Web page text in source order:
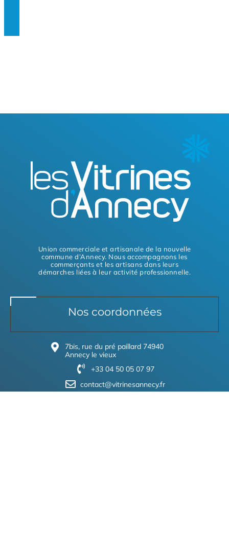
Union commerciale et artisanale de la nouvelle
commune d’Annecy. Nous accompagnons les
commerçants et les artisans dans leurs
démarches liées à leur activité professionnelle.
Nos coordonnées
7bis, rue du pré paillard 74940
Annecy le vieux
+33 04 50 05 07 97
contact@vitrinesannecy.fr